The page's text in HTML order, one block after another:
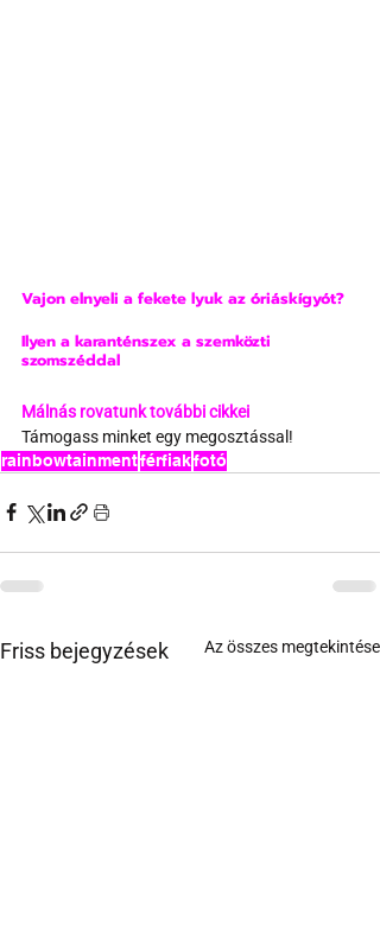
Vajon elnyeli a fekete lyuk az óriáskígyót?
Ilyen a karanténszex a szemközti
szomszéddal
Málnás rovatunk további cikkei
Támogass minket egy megosztással!
rainbowtainmentférfiakfotó
Friss bejegyzések Az összes megtekintése